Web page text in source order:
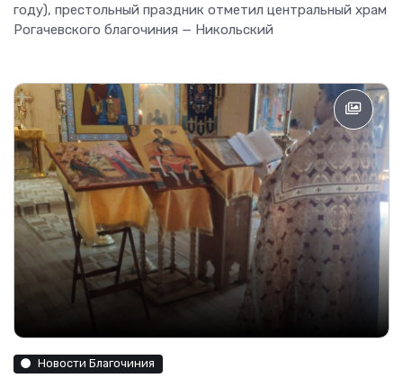
году), престольный праздник отметил центральный храм
Рогачевского благочиния — Никольский
Новости Благочиния